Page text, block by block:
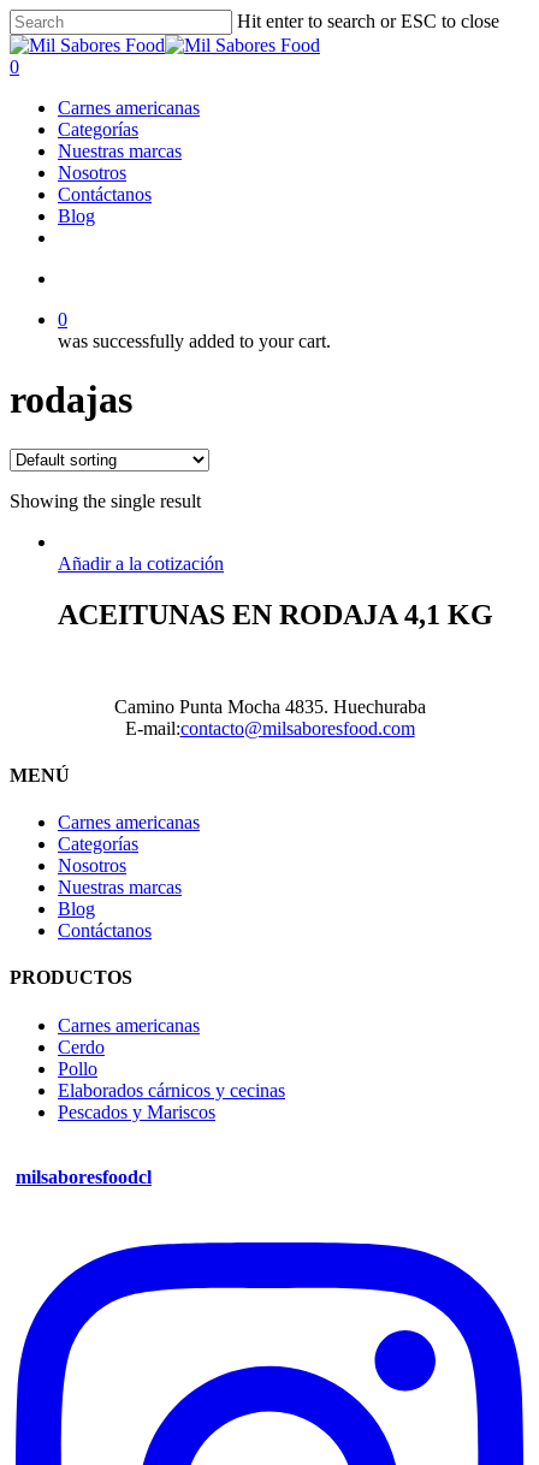
Skip
to
main
Hit enter to search or ESC to close
Close
Search
search
0
Carnes americanas
Categorías
Nuestras marcas
Nosotros
Contáctanos
Blog
0
was successfully added to your cart.
rodajas
Showing the single result
Añadir a la cotización
ACEITUNAS EN RODAJA 4,1 KG
Camino Punta Mocha 4835. Huechuraba
E-mail:contacto@milsaboresfood.com
MENÚ
Carnes americanas
Categorías
Nosotros
Nuestras marcas
Blog
Contáctanos
PRODUCTOS
Carnes americanas
Cerdo
Pollo
Elaborados cárnicos y cecinas
Pescados y Mariscos
milsaboresfoodcl